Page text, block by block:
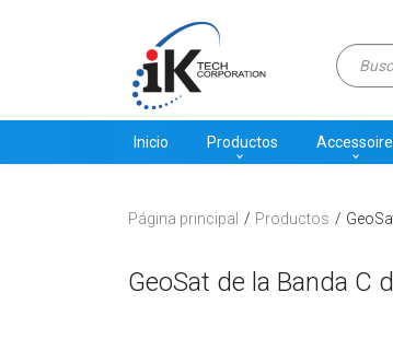
Inicio Productos
Página principal Productos
GeoSat de la Banda C